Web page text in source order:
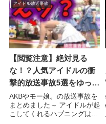
アイドル放送事故
【閲覧注意】絶対見る
な！？人気アイドルの衝
撃的放送事故5選をゆっく
り解説
AKBやモー娘。の放送事故を
まとめました～ アイドルが起
こしてくれるハプニングは幸